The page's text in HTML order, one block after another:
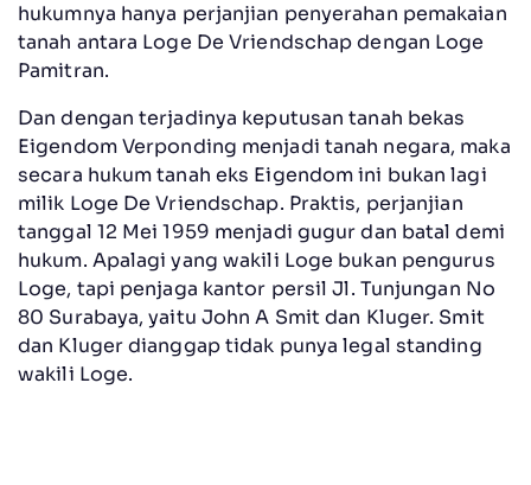
hukumnya hanya perjanjian penyerahan pemakaian
tanah antara Loge De Vriendschap dengan Loge
Pamitran.
Dan dengan terjadinya keputusan tanah bekas
Eigendom Verponding menjadi tanah negara, maka
secara hukum tanah eks Eigendom ini bukan lagi
milik Loge De Vriendschap. Praktis, perjanjian
tanggal 12 Mei 1959 menjadi gugur dan batal demi
hukum. Apalagi yang wakili Loge bukan pengurus
Loge, tapi penjaga kantor persil Jl. Tunjungan No
80 Surabaya, yaitu John A Smit dan Kluger. Smit
dan Kluger dianggap tidak punya legal standing
wakili Loge.